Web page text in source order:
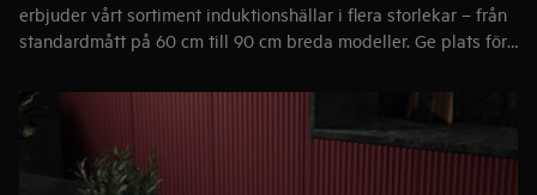
erbjuder vårt sortiment induktionshällar i flera storlekar – från
standardmått på 60 cm till 90 cm breda modeller. Ge plats för
storlek som matchar din häll.